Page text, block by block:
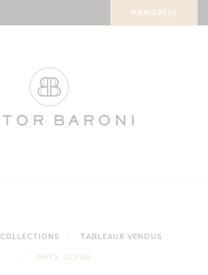
PANIER(0)
COLLECTIONS TABLEAUX VENDUS
ONYX OCÉAN